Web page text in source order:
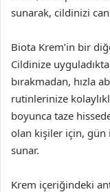
sunarak, cildinizi
Biota Krem’in bir
Cildinize
bırakmadan, hızla
rutinlerinize
boyunca taze
olan kişiler için, gün
sunar.
Krem içeriğindeki